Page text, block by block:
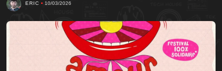
ERIC 10/03/2026